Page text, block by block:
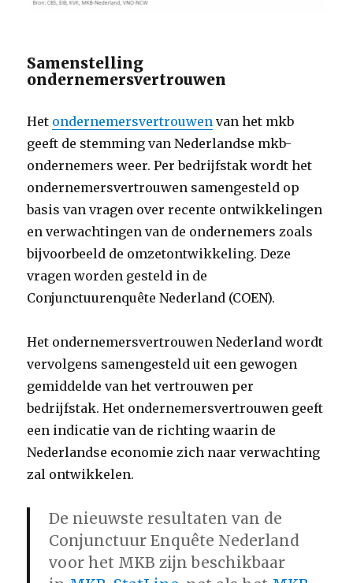
Samenstelling
ondernemersvertrouwen
Het ondernemersvertrouwen van het mkb
geeft de stemming van Nederlandse mkb-
ondernemers weer. Per bedrijfstak wordt het
ondernemersvertrouwen samengesteld op
basis van vragen over recente ontwikkelingen
en verwachtingen van de ondernemers zoals
bijvoorbeeld de omzetontwikkeling. Deze
vragen worden gesteld in de
Conjunctuurenquête Nederland (COEN).
Het ondernemersvertrouwen Nederland wordt
vervolgens samengesteld uit een gewogen
gemiddelde van het vertrouwen per
bedrijfstak. Het ondernemersvertrouwen geeft
een indicatie van de richting waarin de
Nederlandse economie zich naar verwachting
zal ontwikkelen.
De nieuwste resultaten van de
Conjunctuur Enquête Nederland
voor het MKB zijn beschikbaar